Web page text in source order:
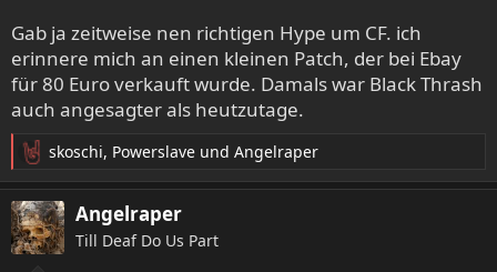
Gab ja zeitweise nen richtigen Hype um CF. ich
erinnere mich an einen kleinen Patch, der bei Ebay
für 80 Euro verkauft wurde. Damals war Black Thrash
auch angesagter als heutzutage.
R
e
a
k
t
skoschi, Powerslave und Angelraper
Angelraper
Till Deaf Do Us Part